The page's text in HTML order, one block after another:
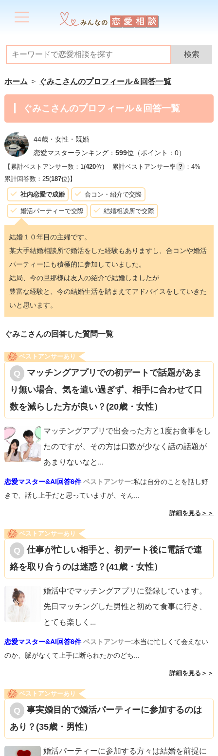
ホーム ぐみこさんのプロフィール＆回答一覧
ぐみこさんのプロフィール＆回答一覧
44歳・女性・既婚
恋愛マスターランキング： 599位（ポイント：0）
【累計ベストアンサー数：1(420位) 累計ベストアンサー率 ?
：4%
累計回答数：25(187位)】
社内恋愛で成婚 合コン・紹介で交際
婚活パーティーで交際 結婚相談所で交際
結婚１０年目の主婦です。
某大手結婚相談所で婚活をした経験もありますし、合コンや婚活
パーティーにも積極的に参加していました。
結局、今の旦那様は友人の紹介で結婚しましたが
豊富な経験と、今の結婚生活を踏まえてアドバイスをしていきた
いと思います。
ぐみこさんの回答した質問一覧
ベストアンサーあり
マッチングアプリでの初デートで話題があま
り無い場合、気を遣い過ぎず、相手に合わせて口
数を減らした方が良い？(20歳・女性）
マッチングアプリで出会った方と1度お食事をし
たのですが、その方は口数が少なく話の話題が
あまりないなと ...
恋愛マスター&AI回答6件 ベストアンサー:私は自分のことを話し好
きで、話し上手だと思っていますが、そん...
詳細を見る＞＞
ベストアンサーあり
仕事が忙しい相手と、初デート後に電話で連
絡を取り合うのは迷惑？(41歳・女性）
婚活中でマッチングアプリに登録しています。
先日マッチングした男性と初めて食事に行き、
とても楽しく ...
恋愛マスター&AI回答6件 ベストアンサー:本当に忙しくて会えない
のか、脈がなくて上手に断られたかのどち...
詳細を見る＞＞
ベストアンサーあり
事実婚目的で婚活パーティーに参加するのは
あり？(35歳・男性）
婚活パーティーに参加する方々は結婚を前提に